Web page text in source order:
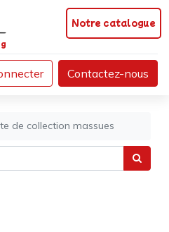
Notre catalogue
Contactez-nous
de collection massues